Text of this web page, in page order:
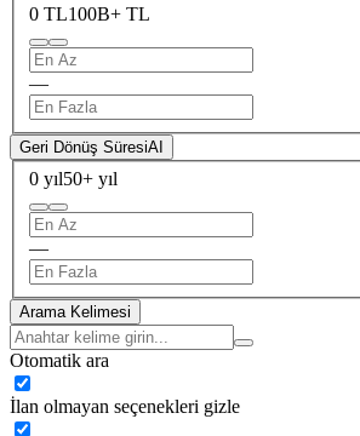
0 TL100B+ TL
—
Geri Dönüş SüresiAI
0 yıl50+ yıl
—
Arama Kelimesi
Otomatik ara
İlan olmayan seçenekleri gizle